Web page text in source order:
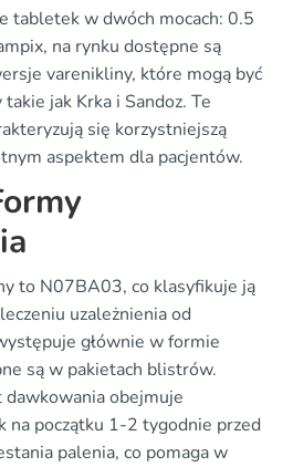
tabletek w dwóch mocach: 0.5
na rynku dostępne są
varenikliny, które mogą być
jak Krka i Sandoz. Te
się korzystniejszą
aspektem dla pacjentów.
to N07BA03, co klasyfikuje ją
uzależnienia od
głównie w formie
są w pakietach blistrów.
obejmuje
na początku 1-2 tygodnie przed
palenia, co pomaga w